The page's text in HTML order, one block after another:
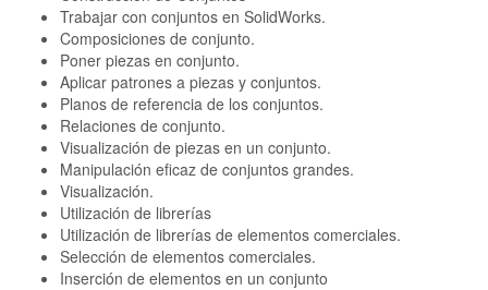
Trabajar con conjuntos en SolidWorks.
Composiciones de conjunto.
Poner piezas en conjunto.
Aplicar patrones a piezas y conjuntos.
Planos de referencia de los conjuntos.
Relaciones de conjunto.
Visualización de piezas en un conjunto.
Manipulación eficaz de conjuntos grandes.
Visualización.
Utilización de librerías
Utilización de librerías de elementos comerciales.
Selección de elementos comerciales.
Inserción de elementos en un conjunto